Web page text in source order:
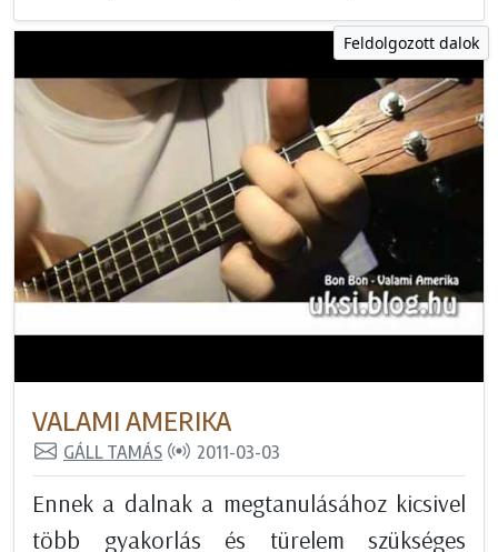
Feldolgozott dalok
VALAMI AMERIKA
GÁLL TAMÁS 2011-03-03
Ennek a dalnak a megtanulásához kicsivel
több gyakorlás és türelem szükséges